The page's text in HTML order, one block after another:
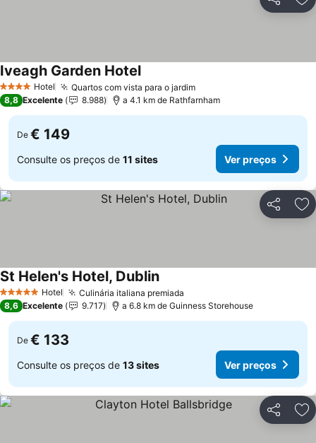
Partilhar
4 EstrelasHotel Quartos com vista para o jardimVer preços
Iveagh Garden HotelVer preços
8,8 Excelente 8.988 a 4.1 km de Rathfarnham
De € 149
Consulte os preços de 11 sites Ver preços
Partilhar
5 Estrelas Hotel Culinária italiana premiada
St Helen's Hotel, DublinVer preços
8,6 Excelente 9.717 a 6.8 km de Guinness Storehouse
De € 133
Consulte os preços de 13 sites Ver preços
Partilhar